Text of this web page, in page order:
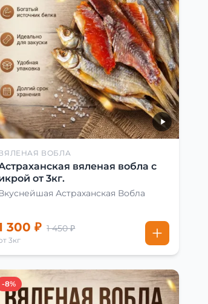
ВОБЛА
вяленая вобла с
от 3кг.
Астраханская Вобла
300 ₽ 1 450 ₽
3кг
-8%